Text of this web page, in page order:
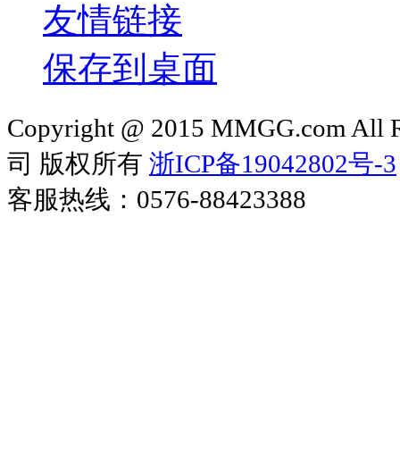
友情链接
保存到桌面
Copyright @ 2015 MMGG.com All
司 版权所有 浙ICP备19042802号-3
客服热线：0576-88423388